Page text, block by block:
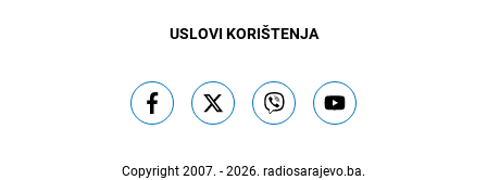
USLOVI KORIŠTENJA
Copyright 2007. - 2026. radiosarajevo.ba.